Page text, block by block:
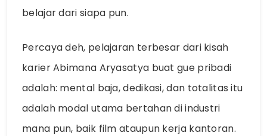
belajar dari siapa pun.
Percaya deh, pelajaran terbesar dari kisah
karier Abimana Aryasatya buat gue pribadi
adalah: mental baja, dedikasi, dan totalitas itu
adalah modal utama bertahan di industri
mana pun, baik film ataupun kerja kantoran.